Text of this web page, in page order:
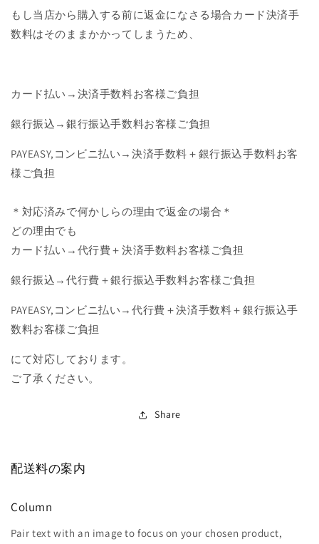
もし当店から購入する前に返金になさる場合カード決済手
数料はそのままかかってしまうため、
カード払い→決済手数料お客様ご負担
銀行振込→銀行振込手数料お客様ご負担
PAYEASY,コンビニ払い→決済手数料＋銀行振込手数料お客
様ご負担
＊対応済みで何かしらの理由で返金の場合＊
どの理由でも
カード払い→代行費＋決済手数料お客様ご負担
銀行振込→代行費＋銀行振込手数料お客様ご負担
PAYEASY,コンビニ払い→代行費＋決済手数料＋銀行振込手
数料お客様ご負担
にて対応しております。
ご了承ください。
Share
配送料の案内
Column
Pair text with an image to focus on your chosen product,